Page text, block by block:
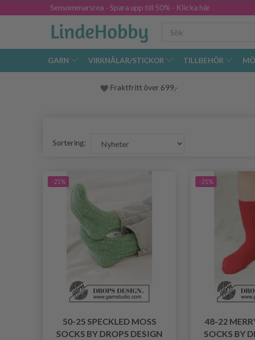
Sensommarsrea - Spara upp till 50% - Klicka här
GARN VIRKNÅLAR/STICKOR TILLBEHÖR
Fraktfritt över 699,-
Sortering:
-21%
50-25 SPECKLED MOSS
SOCKS BY DROPS DESIGN
-21%
48-22
SOCKS BY